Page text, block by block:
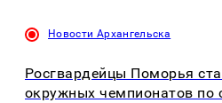
Новости Архангельска
Росгвардейцы Поморья
окружных чемпионатов по